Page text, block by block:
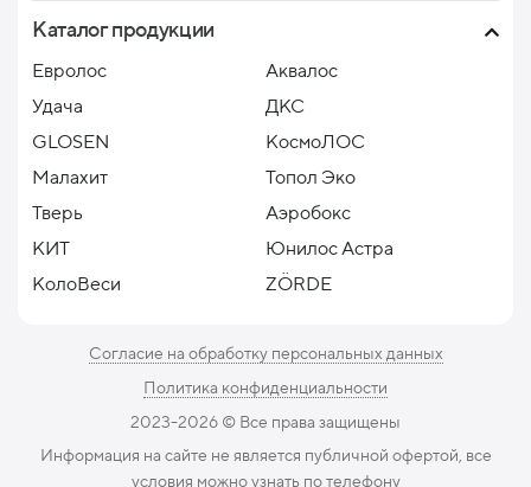
Каталог продукции
Евролос
Аквалос
Удача
ДКС
GLOSEN
КосмоЛОС
Малахит
Топол Эко
Тверь
Аэробокс
КИТ
Юнилос Астра
КолоВеси
ZÖRDE
Согласие на обработку персональных данных
Политика конфиденциальности
2023-2026 ©️ Все права защищены
Информация на сайте не является публичной офертой, все
условия можно узнать по телефону